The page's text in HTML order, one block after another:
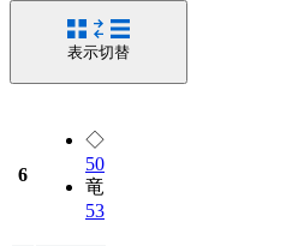
表示切替
6
◇
50
竜
53